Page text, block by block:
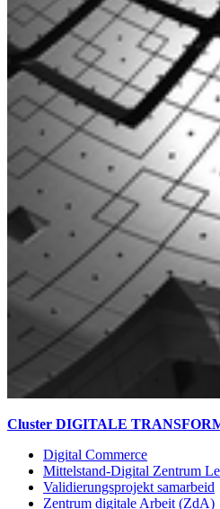
Cluster DIGITALE
Digital Commerce
Mittelstand-Digital Zentrum
Validierungsprojekt samarbeid
Zentrum digitale Arbeit (ZdA)